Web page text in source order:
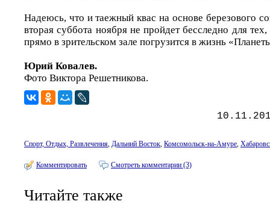
Надеюсь, что и таежный квас на основе березового
вторая суббота ноября не пройдет бесследно для
прямо в зрительском зале погрузится в жизнь
Юрий Ковалев.
Фото Виктора Решетникова.
Спорт, Отдых, Развлечения, Дальний Восток, Комсомольск-на-Амуре,
Комментировать Смотреть комментарии (3)
Читайте также